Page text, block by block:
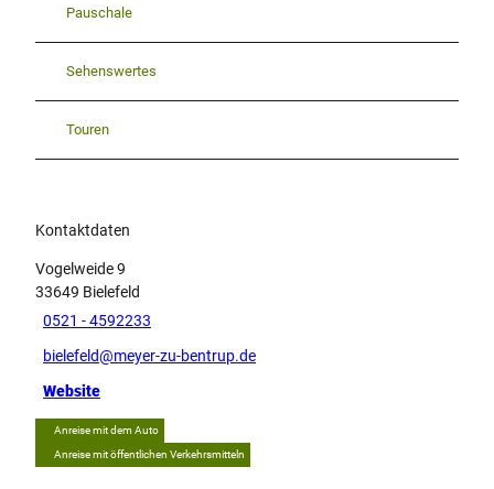
Pauschale
Sehenswertes
Touren
Kontaktdaten
Vogelweide 9
33649 Bielefeld
0521 - 4592233
bielefeld@meyer-zu-bentrup.de
Website
Anreise mit dem Auto
Anreise mit öffentlichen Verkehrsmitteln